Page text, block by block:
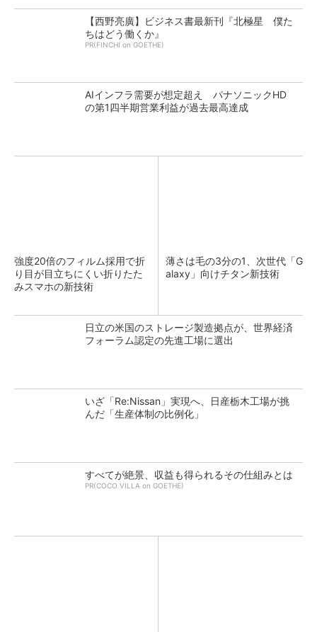
【西野亮廣】ビジネス書最新刊『北極星 僕た
ちはどう働くか』
PR(FINCHI on GOETHE)
AIインフラ需要が想定超え パナソニックHD
の第1四半期営業利益が過去最高達成
強度20倍のフィルム採用で折
り目が目立ちにくい折りたた
みスマホの新技術
薄さは毛の3分の1、次世代「G
alaxy」向けチタン新技術
日立の米国のストレージ製造拠点が、世界経済
フォーラム認定の先進工場に選出
いざ「Re:Nissan」実現へ、日産栃木工場が挑
んだ「生産体制の比例化」
すべてが絶景、収益も得られるその仕組みとは
PR(COCO VILLA on GOETHE)